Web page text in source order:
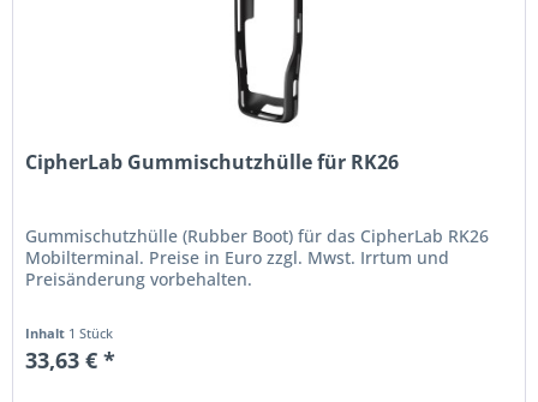
CipherLab Gummischutzhülle für RK26
Gummischutzhülle (Rubber Boot) für das CipherLab RK26
Mobilterminal. Preise in Euro zzgl. Mwst. Irrtum und
Preisänderung vorbehalten.
Inhalt 1 Stück
33,63 € *